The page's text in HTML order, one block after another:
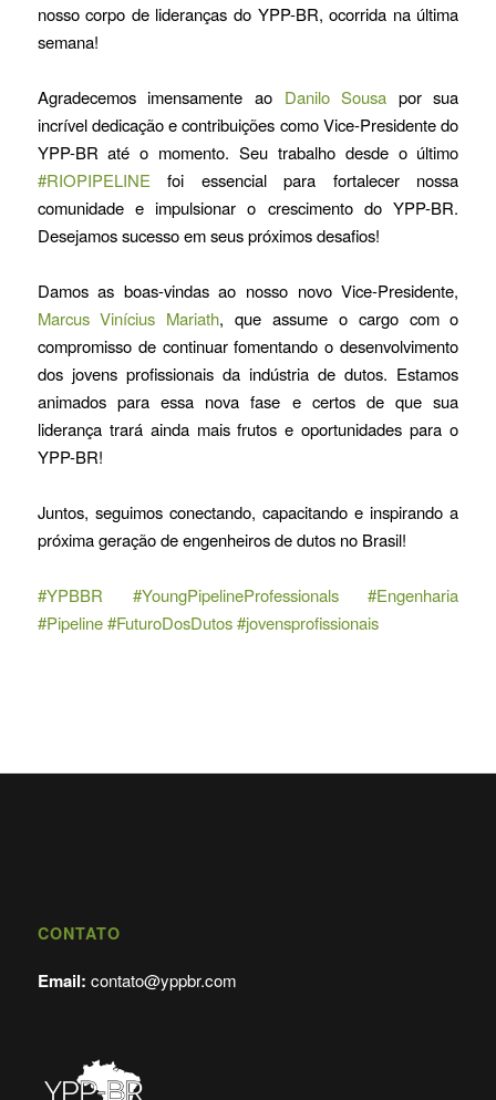
nosso corpo de lideranças do YPP-BR, ocorrida na última
semana!
Agradecemos imensamente ao Danilo Sousa por sua
incrível dedicação e contribuições como Vice-Presidente do
YPP-BR até o momento. Seu trabalho desde o último
#RIOPIPELINE foi essencial para fortalecer nossa
comunidade e impulsionar o crescimento do YPP-BR.
Desejamos sucesso em seus próximos desafios!
Damos as boas-vindas ao nosso novo Vice-Presidente,
Marcus Vinícius Mariath, que assume o cargo com o
compromisso de continuar fomentando o desenvolvimento
dos jovens profissionais da indústria de dutos. Estamos
animados para essa nova fase e certos de que sua
liderança trará ainda mais frutos e oportunidades para o
YPP-BR!
Juntos, seguimos conectando, capacitando e inspirando a
próxima geração de engenheiros de dutos no Brasil!
#YPBBR #YoungPipelineProfessionals
#Engenharia
#Pipeline #FuturoDosDutos #jovensprofissionais
CONTATO
Email: contato@yppbr.com